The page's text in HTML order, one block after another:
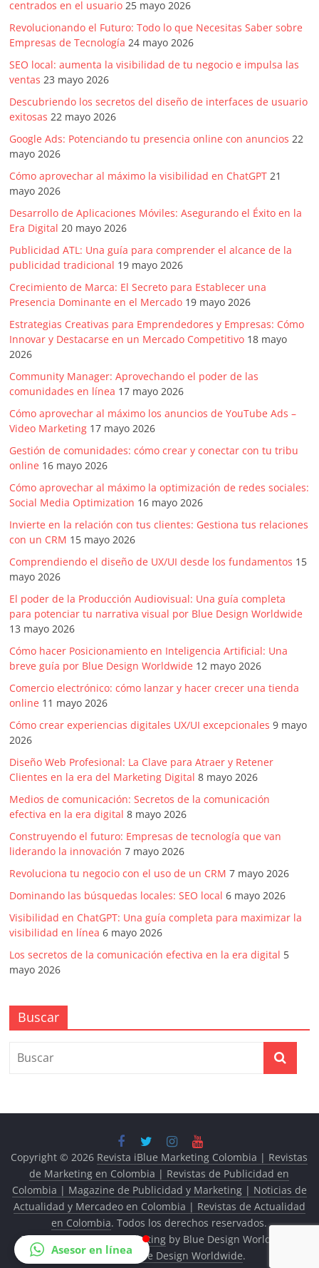
centrados en el usuario 25 mayo 2026
Revolucionando el Futuro: Todo lo que Necesitas Saber sobre
Empresas de Tecnología 24 mayo 2026
SEO local: aumenta la visibilidad de tu negocio e impulsa las
ventas 23 mayo 2026
Descubriendo los secretos del diseño de interfaces de usuario
exitosas 22 mayo 2026
Google Ads: Potenciando tu presencia online con anuncios 22
mayo 2026
Cómo aprovechar al máximo la visibilidad en ChatGPT 21
mayo 2026
Desarrollo de Aplicaciones Móviles: Asegurando el Éxito en la
Era Digital 20 mayo 2026
Publicidad ATL: Una guía para comprender el alcance de la
publicidad tradicional 19 mayo 2026
Crecimiento de Marca: El Secreto para Establecer una
Presencia Dominante en el Mercado 19 mayo 2026
Estrategias Creativas para Emprendedores y Empresas: Cómo
Innovar y Destacarse en un Mercado Competitivo 18 mayo
2026
Community Manager: Aprovechando el poder de las
comunidades en línea 17 mayo 2026
Cómo aprovechar al máximo los anuncios de YouTube Ads –
Video Marketing 17 mayo 2026
Gestión de comunidades: cómo crear y conectar con tu tribu
online 16 mayo 2026
Cómo aprovechar al máximo la optimización de redes sociales:
Social Media Optimization 16 mayo 2026
Invierte en la relación con tus clientes: Gestiona tus relaciones
con un CRM 15 mayo 2026
Comprendiendo el diseño de UX/UI desde los fundamentos 15
mayo 2026
El poder de la Producción Audiovisual: Una guía completa
para potenciar tu narrativa visual por Blue Design Worldwide
13 mayo 2026
Cómo hacer Posicionamiento en Inteligencia Artificial: Una
breve guía por Blue Design Worldwide 12 mayo 2026
Comercio electrónico: cómo lanzar y hacer crecer una tienda
online 11 mayo 2026
Cómo crear experiencias digitales UX/UI excepcionales 9 mayo
2026
Diseño Web Profesional: La Clave para Atraer y Retener
Clientes en la era del Marketing Digital 8 mayo 2026
Medios de comunicación: Secretos de la comunicación
efectiva en la era digital 8 mayo 2026
Construyendo el futuro: Empresas de tecnología que van
liderando la innovación 7 mayo 2026
Revoluciona tu negocio con el uso de un CRM 7 mayo 2026
Dominando las búsquedas locales: SEO local 6 mayo 2026
Visibilidad en ChatGPT: Una guía completa para maximizar la
visibilidad en línea 6 mayo 2026
Los secretos de la comunicación efectiva en la era digital 5
mayo 2026
Buscar
Copyright © 2026 Revista iBlue Marketing Colombia | Revistas
de Marketing en Colombia | Revistas de Publicidad en
Colombia | Magazine de Publicidad y Marketing | Noticias de
Actualidad y Mercadeo en Colombia | Revistas de Actualidad
en Colombia. Todos los derechos reservados.
Tema:Revista iBlue Marketing by Blue Design Worldwide.
Powered byBlue Design Worldwide.
Asesor en línea